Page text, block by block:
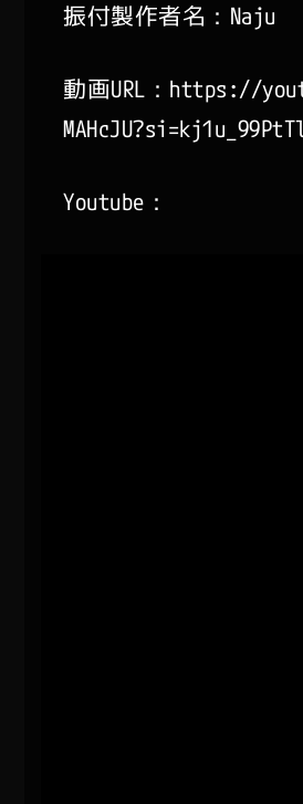
振付製作者名：Naju
動画URL：https://
Youtube：